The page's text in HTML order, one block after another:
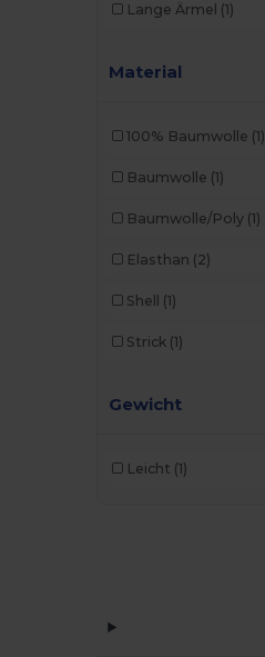
Lange Ärmel (1)
Material
100% Baumwolle (1)
Baumwolle (1)
Baumwolle/Poly (1)
Elasthan (2)
Shell (1)
Strick (1)
Gewicht
Leicht (1)